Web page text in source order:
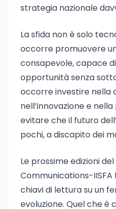
strategia nazionale
La sfida non è solo
occorre promuovere
consapevole, capace
opportunità senza
occorre investire nella
nell’innovazione e
evitare che il futuro
pochi, a discapito dei
Le prossime edizioni
Communications-
chiavi di lettura su un
evoluzione. Quel che è